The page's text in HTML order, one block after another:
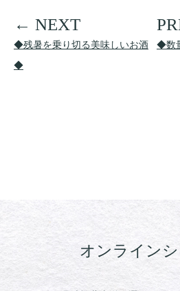
◆残暑を乗り切る美味しいお酒
◆
◆数
オンライン